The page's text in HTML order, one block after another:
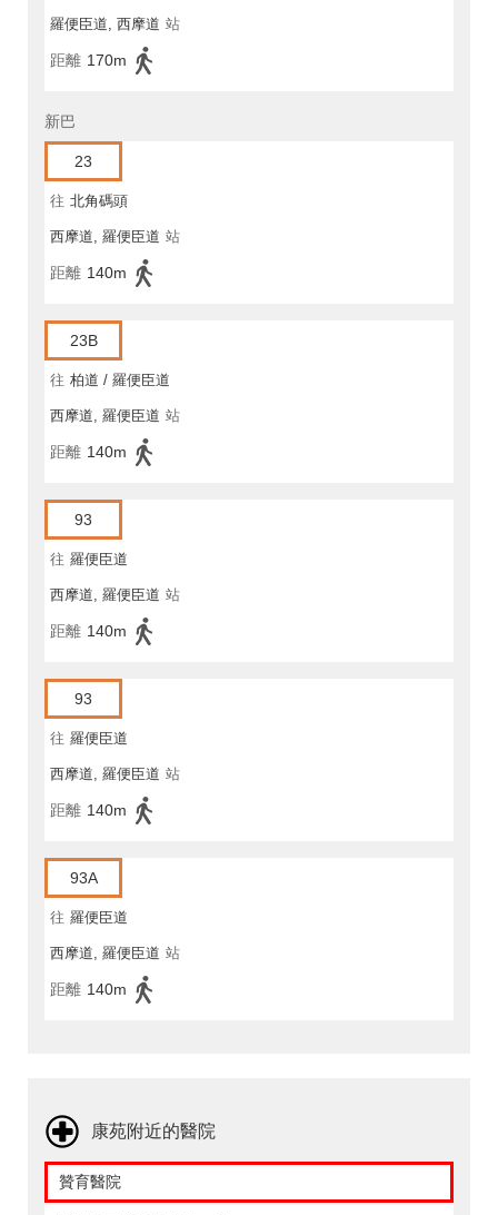
羅便臣道, 西摩道 站
距離 170m
新巴
23
往 北角碼頭
西摩道, 羅便臣道 站
距離 140m
23B
往 柏道 / 羅便臣道
西摩道, 羅便臣道 站
距離 140m
93
往 羅便臣道
西摩道, 羅便臣道 站
距離 140m
93
往 羅便臣道
西摩道, 羅便臣道 站
距離 140m
93A
往 羅便臣道
西摩道, 羅便臣道 站
距離 140m
康苑附近的醫院
贊育醫院